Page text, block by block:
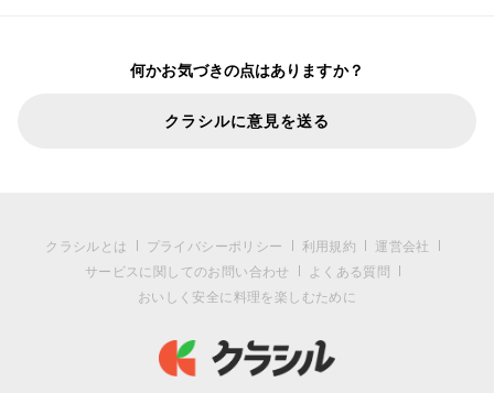
何かお気づきの点はありますか？
クラシルに意見を送る
クラシルとは プライバシーポリシー 利用規約
運営会社
サービスに関してのお問い合わせ
よくある質問
おいしく安全に料理を楽しむために